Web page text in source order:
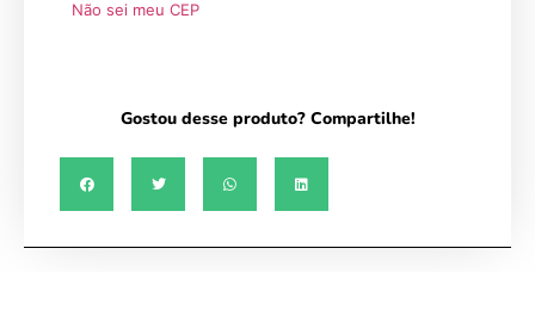
Antiprotozoário
Não sei meu CEP
Gostou desse produto? Compartilhe!